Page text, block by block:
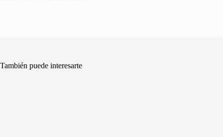
También puede interesarte